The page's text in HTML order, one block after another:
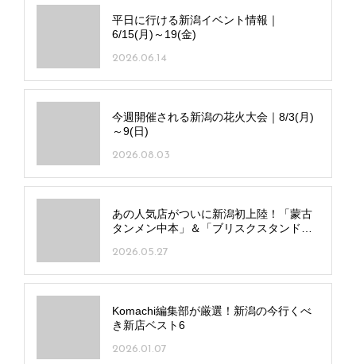
平日に行ける新潟イベント情報｜
6/15(月)～19(金)
2026.06.14
今週開催される新潟の花火大会｜8/3(月)
～9(日)
2026.08.03
あの人気店がついに新潟初上陸！「蒙古
タンメン中本」＆「ブリスクスタンド」
2026.05.27
Komachi編集部が厳選！新潟の今行くべ
き新店ベスト6
2026.01.07